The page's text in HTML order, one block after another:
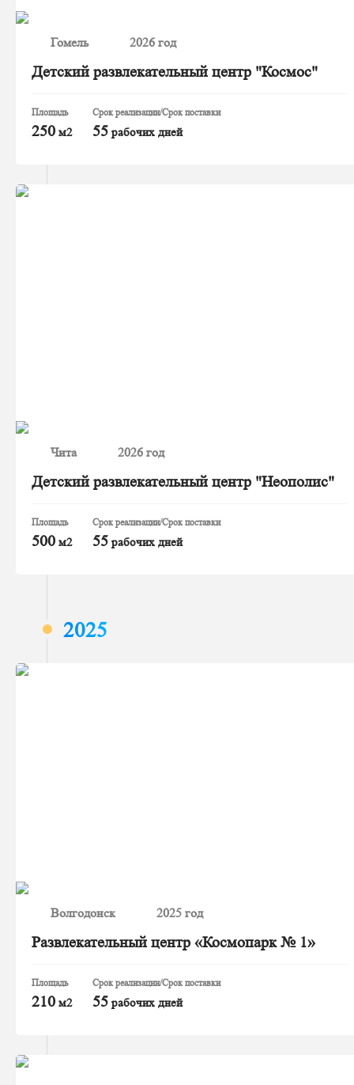
Гомель 2026 год
Детский развлекательный центр "Космос"
Площадь
250 м2
Срок реализации/Срок поставки
55 рабочих дней
Чита 2026 год
Детский развлекательный центр "Неополис"
Площадь
500 м2
Срок реализации/Срок поставки
55 рабочих дней
2025
Волгодонск 2025 год
Развлекательный центр «Космопарк № 1»
Площадь
210 м2
Срок реализации/Срок поставки
55 рабочих дней